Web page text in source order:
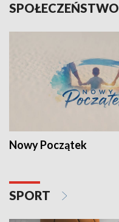
SPOŁECZEŃSTWO
Nowy Początek
SPORT